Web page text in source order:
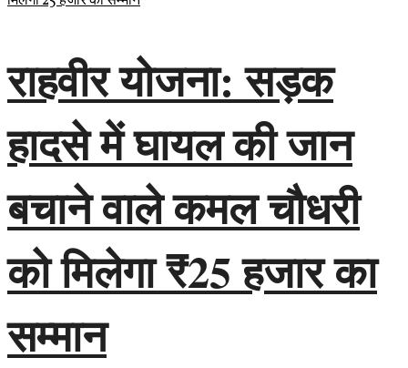
राहवीर योजना: सड़क
हादसे में घायल की जान
बचाने वाले कमल चौधरी
को मिलेगा ₹25 हजार का
सम्मान